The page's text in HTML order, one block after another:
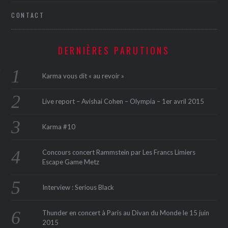
SOCIAUX
CONTACT
DERNIÈRES PARUTIONS
Karma vous dit « au revoir »
Live report – Avishai Cohen – Olympia – 1er avril 2015
Karma #10
Concours concert Rammstein par Les Francs Limiers
Escape Game Metz
Interview : Serious Black
Thunder en concert à Paris au Divan du Monde le 15 juin
2015